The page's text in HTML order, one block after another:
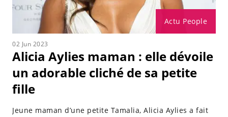
Actu People
02 Jun 2023
Alicia Aylies maman : elle dévoile
un adorable cliché de sa petite
fille
Jeune maman d’une petite Tamalia, Alicia Aylies a fait